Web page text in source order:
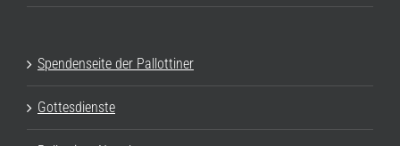
Spendenseite der Pallottiner
Gottesdienste